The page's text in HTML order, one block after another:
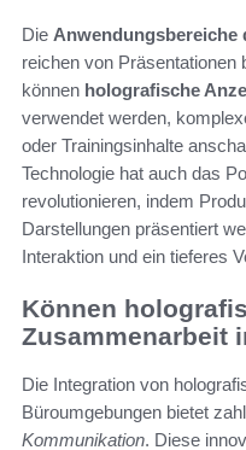
Die Anwendungsbereiche
reichen von Präsentationen
können holografische
verwendet werden,
oder Trainingsinhalte
Technologie hat auch das
revolutionieren, indem
Darstellungen präsentiert
Interaktion und ein tieferes
Können
Zusammenarbeit
Die Integration von
Büroumgebungen bietet
Kommunikation. Diese